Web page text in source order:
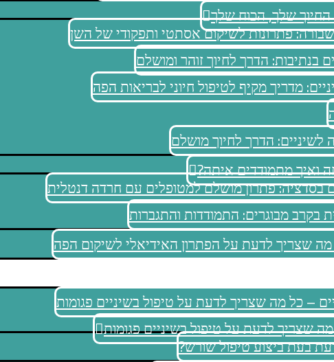
שלך, הכוח שלך
פתרונות לשיקום אסתטי ותפקודי של השן
בנתיבות: הדרך לחיוך זוהר ומושלם
מדריך מקיף לטיפול חיוני לבריאות הפה
לשיניים: הדרך לחיוך מושלם
ואיך מתמודדים איתה?
בסדציה: פתרון מושלם למטופלים עם חרדה דנטלית
בקרב מבוגרים: התמודדות והתגברות
מה שצריך לדעת על הפתרון האידיאלי לשיקום הפה
– כל מה שצריך לדעת על טיפול בשיניים פגומות
שצריך לדעת על טיפול בשיניים פגומות
בעת ביצוע טיפול שורש?